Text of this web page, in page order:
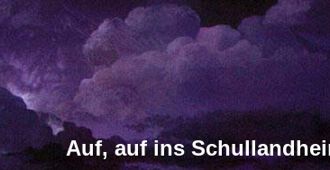
Auf, auf ins